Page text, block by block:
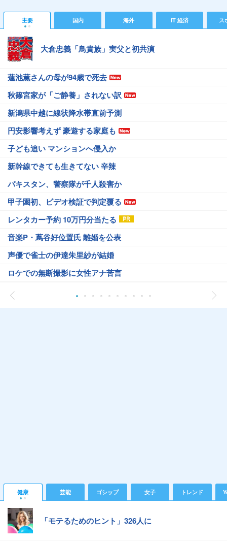
主要 国内 海外 IT 経済 ス
大倉忠義「鳥貴族」実父と初共演
蓮池薫さんの母が94歳で死去
秋篠宮家が「ご静養」されない訳
新潟県中越に線状降水帯直前予測
円安影響考えず 豪遊する家庭も
子ども追い マンションへ侵入か
新幹線できても生きてない 辛辣
パキスタン、警察隊が千人殺害か
甲子園初、ビデオ検証で判定覆る
レンタカー予約 10万円分当たる
音楽P・蔦谷好位置氏 離婚を公表
声優で雀士の伊達朱里紗が結婚
ロケでの無断撮影に女性アナ苦言
健康 芸能 ゴシップ 女子 トレンド
「モテるためのヒント」326人に